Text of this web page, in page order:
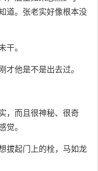
道。张老实好像根本没
干。
才他是不是出去过。
，而且很神秘、很奇
觉。
拔起门上的栓，马如龙